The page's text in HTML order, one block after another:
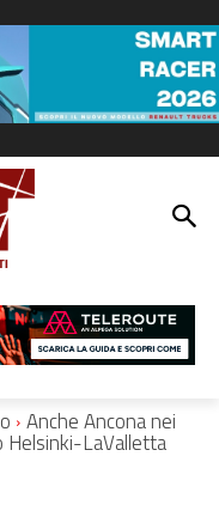
Anche Ancona nei
Helsinki-LaValletta